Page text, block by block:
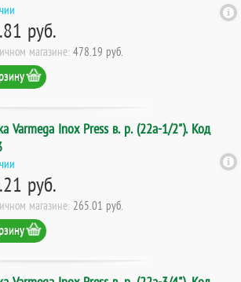
руб.
магазине: 478.19 руб.
Varmega Inox Press в. р. (22а-1/2"). Код
руб.
магазине: 265.01 руб.